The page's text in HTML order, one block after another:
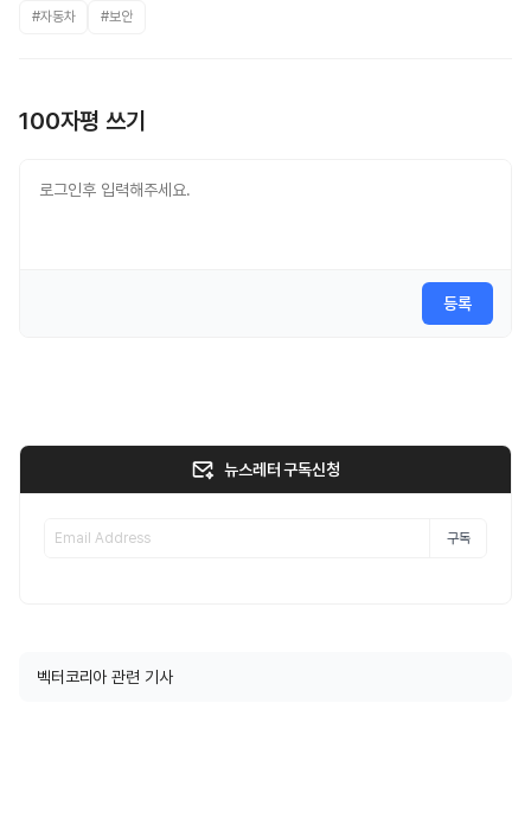
#자동차 #보안
100자평 쓰기
등록
뉴스레터 구독신청
구독
벡터코리아 관련 기사